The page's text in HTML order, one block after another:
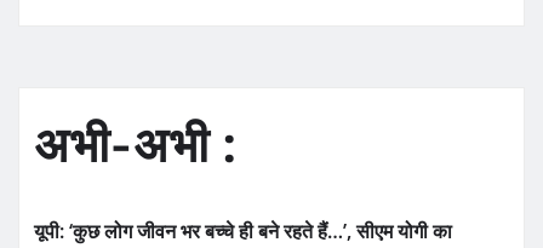
अभी-अभी :
यूपी: ‘कुछ लोग जीवन भर बच्चे ही बने रहते हैं…’, सीएम योगी का